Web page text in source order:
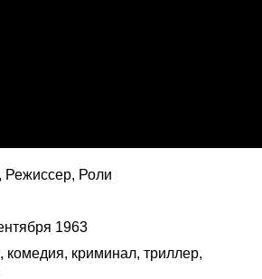
Режиссер, Роли
1963
комедия, криминал, триллер,